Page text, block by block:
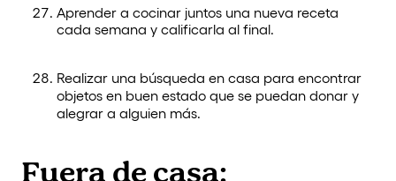
Aprender a cocinar juntos una nueva receta
cada semana y calificarla al final.
Realizar una búsqueda en casa para encontrar
objetos en buen estado que se puedan donar y
alegrar a alguien más.